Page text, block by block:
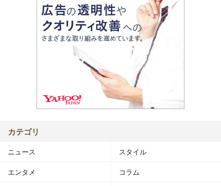
カテゴリ
ニュース スタイル
エンタメ コラム